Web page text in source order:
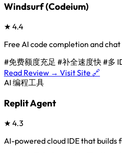
Windsurf (Codeium)
★ 4.4
Free AI code completion and
#免费额度充足 #补全速度快#多
Read Review → Visit Site 🔗
AI 编程工具
Replit Agent
★ 4.3
AI-powered cloud IDE that builds